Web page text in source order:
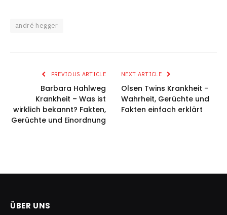
andré hegger
PREVIOUS ARTICLE
Barbara Hahlweg
Krankheit – Was ist
wirklich bekannt? Fakten,
Gerüchte und Einordnung
NEXT ARTICLE
Olsen Twins Krankheit –
Wahrheit, Gerüchte und
Fakten einfach erklärt
ÜBER UNS